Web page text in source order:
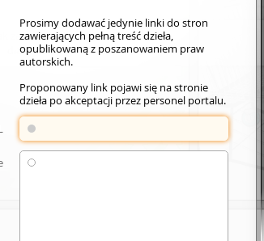
zasobów elektronicznych
dla wybranego dzieła.
Prosimy dodawać jedynie linki do stron
zawierających pełną treść dzieła,
opublikowaną z poszanowaniem praw
autorskich.
Proponowany link pojawi się na stronie
dzieła po akceptacji przez personel portalu.